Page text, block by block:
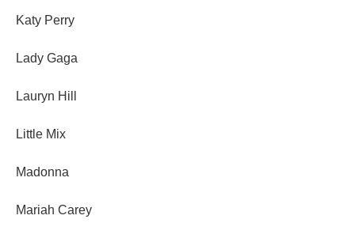
Katy Perry
Lady Gaga
Lauryn Hill
Little Mix
Madonna
Mariah Carey